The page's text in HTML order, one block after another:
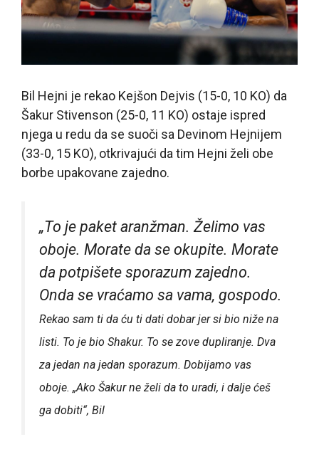
Bil Hejni je rekao Kejšon Dejvis (15-0, 10 KO) da
Šakur Stivenson (25-0, 11 KO) ostaje ispred
njega u redu da se suoči sa Devinom Hejnijem
(33-0, 15 KO), otkrivajući da tim Hejni želi obe
borbe upakovane zajedno.
„To je paket aranžman. Želimo vas
oboje. Morate da se okupite. Morate
da potpišete sporazum zajedno.
Onda se vraćamo sa vama, gospodo.
Rekao sam ti da ću ti dati dobar jer si bio niže na
listi. To je bio Shakur. To se zove dupliranje. Dva
za jedan na jedan sporazum. Dobijamo vas
oboje. „Ako Šakur ne želi da to uradi, i dalje ćeš
ga dobiti“, Bil